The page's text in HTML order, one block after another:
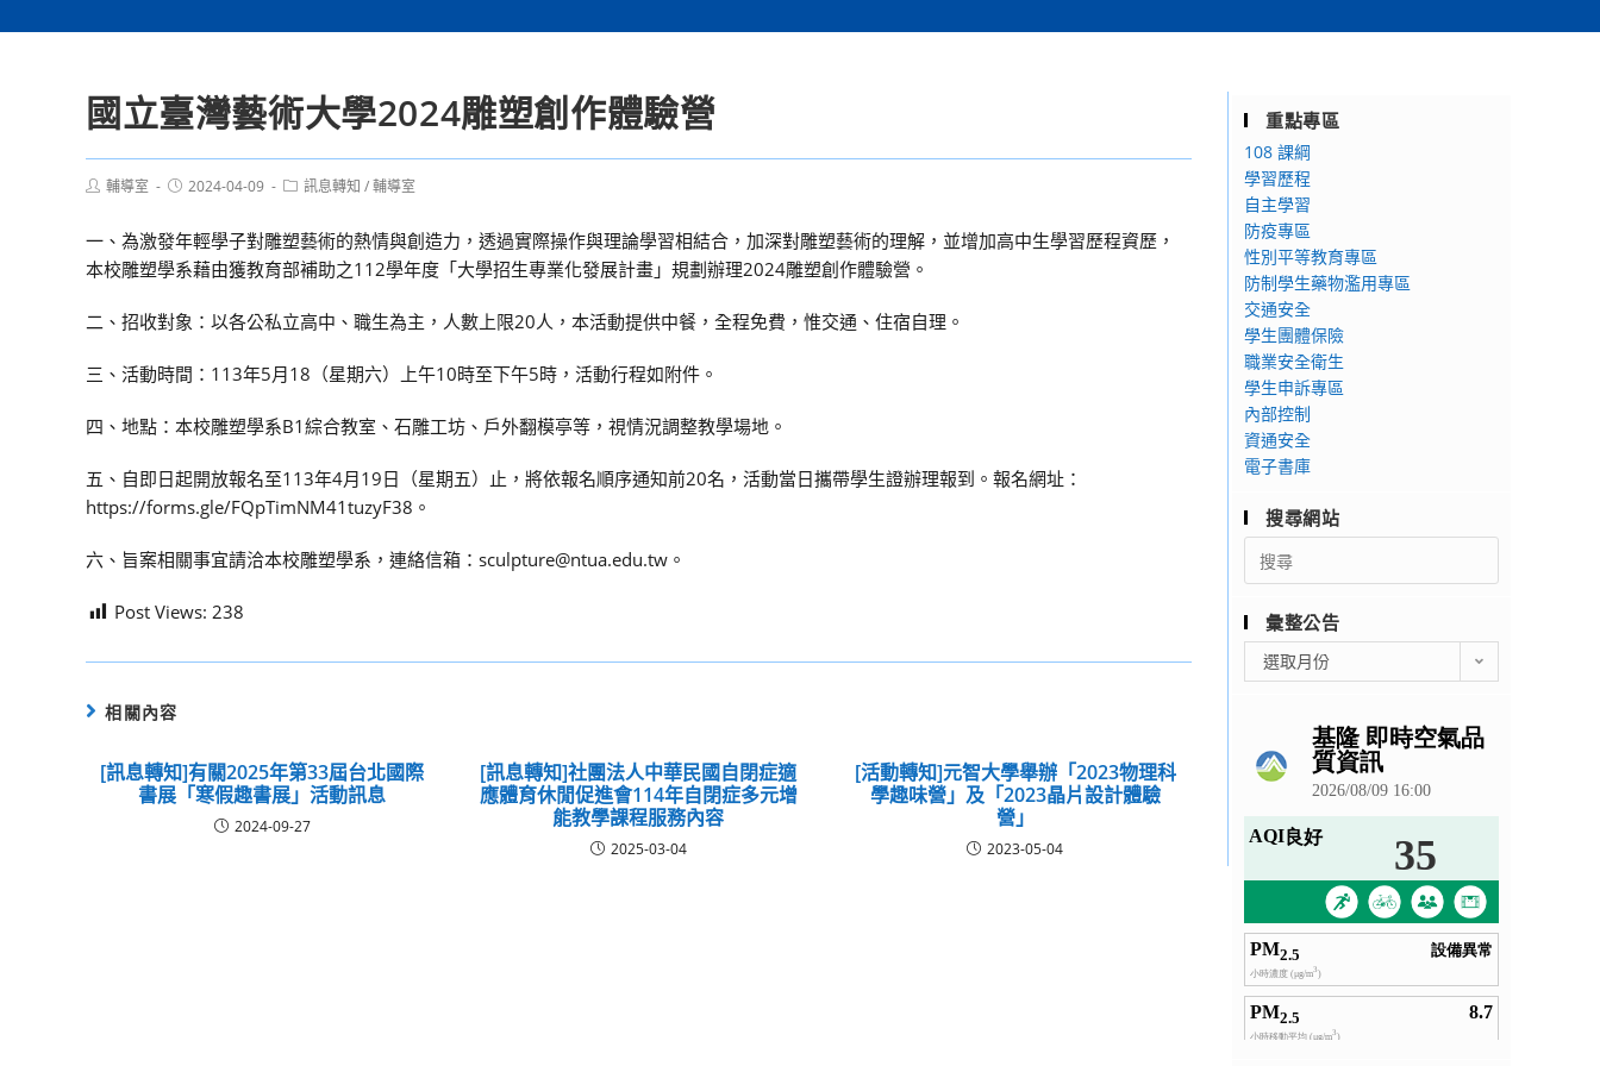
國立臺灣藝術大學2024雕塑創作體驗營
Post輔導室
Post2024-04-09
Post訊息轉知 /輔導室
一、為激發年輕學子對雕塑藝術的熱情與創造力，透過實際操作與理論學習相結合，加深對雕塑藝術的理解，並增加高中生學習歷程資歷，
本校雕塑學系藉由獲教育部補助之112學年度「大學招生專業化發展計畫」規劃辦理2024雕塑創作體驗營。
二、招收對象：以各公私立高中、職生為主，人數上限20人，本活動提供中餐，全程免費，惟交通、住宿自理。
三、活動時間：113年5月18（星期六）上午10時至下午5時，活動行程如附件。
四、地點：本校雕塑學系B1綜合教室、石雕工坊、戶外翻模亭等，視情況調整教學場地。
五、自即日起開放報名至113年4月19日（星期五）止，將依報名順序通知前20名，活動當日攜帶學生證辦理報到。報名網址：
https://forms.gle/FQpTimNM41tuzyF38。
六、旨案相關事宜請洽本校雕塑學系，連絡信箱：sculpture@ntua.edu.tw。
Post Views: 238
相關內容
[訊息轉知]有關2025年第33屆台北國際
書展「寒假趣書展」活動訊息
2024-09-27
[訊息轉知]社團法人中華民國自閉症適
應體育休閒促進會114年自閉症多元增
能教學課程服務內容
2025-03-04
[活動轉知]元智大學舉辦「2023物理科
學趣味營」及「2023晶片設計體驗
營」
2023-05-04
重點專區
108 課綱
學習歷程
自主學習
防疫專區
性別平等教育專區
防制學生藥物濫用專區
交通安全
學生團體保險
職業安全衛生
學生申訴專區
內部控制
資通安全
電子書庫
搜尋網站
Search
for:
彙整公告
整
選取月份